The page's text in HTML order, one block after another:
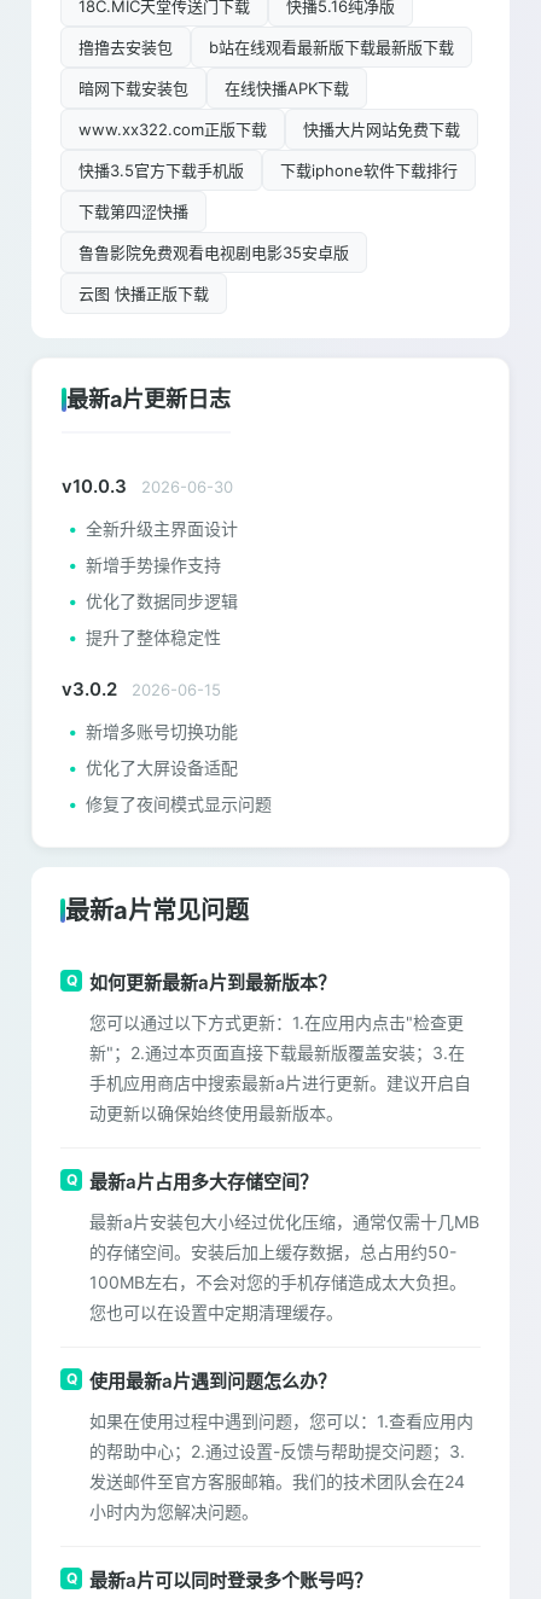
18C.MIC天堂传送门下载 快播5.16纯净版
撸撸去安装包 b站在线观看最新版下载最新版下载
暗网下载安装包 在线快播APK下载
www.xx322.com正版下载 快播大片网站免费下载
快播3.5官方下载手机版 下载iphone软件下载排行
下载第四涩快播
鲁鲁影院免费观看电视剧电影35安卓版
云图 快播正版下载
最新a片更新日志
v10.0.3 2026-06-30
全新升级主界面设计
新增手势操作支持
优化了数据同步逻辑
提升了整体稳定性
v3.0.2 2026-06-15
新增多账号切换功能
优化了大屏设备适配
修复了夜间模式显示问题
最新a片常见问题
如何更新最新a片到最新版本？
您可以通过以下方式更新：1.在应用内点击"检查更
新"；2.通过本页面直接下载最新版覆盖安装；3.在
手机应用商店中搜索最新a片进行更新。建议开启自
动更新以确保始终使用最新版本。
最新a片占用多大存储空间？
最新a片安装包大小经过优化压缩，通常仅需十几MB
的存储空间。安装后加上缓存数据，总占用约50-
100MB左右，不会对您的手机存储造成太大负担。
您也可以在设置中定期清理缓存。
使用最新a片遇到问题怎么办？
如果在使用过程中遇到问题，您可以：1.查看应用内
的帮助中心；2.通过设置-反馈与帮助提交问题；3.
发送邮件至官方客服邮箱。我们的技术团队会在24
小时内为您解决问题。
最新a片可以同时登录多个账号吗？